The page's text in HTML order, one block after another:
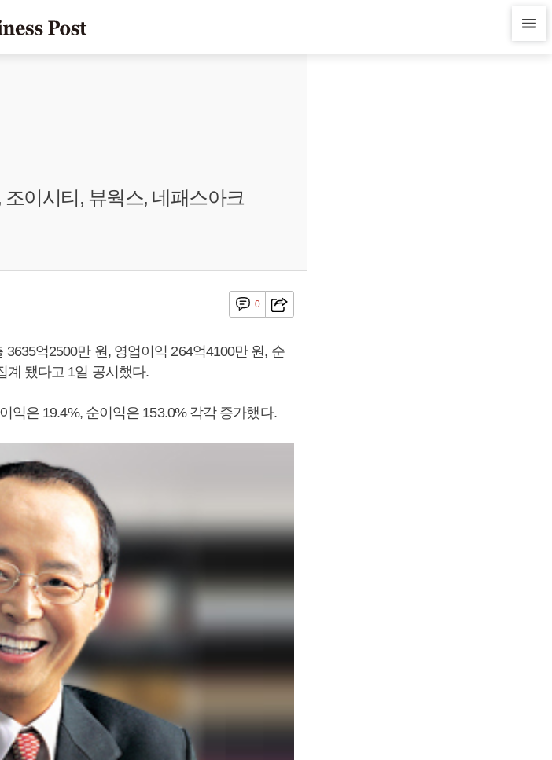
이시티, 뷰웍스, 네패스아크
0
억2500만 원, 영업이익 264억4100만 원, 순
계 됐다고 1일 공시했다.
익은 19.4%, 순이익은 153.0% 각각 증가했다.